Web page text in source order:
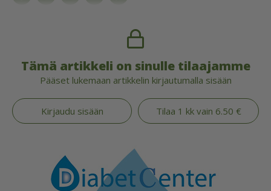
Tämä artikkeli on sinulle tilaajamme
Pääset lukemaan artikkelin kirjautumalla sisään
Kirjaudu sisään Tilaa 1 kk vain 6.50 €